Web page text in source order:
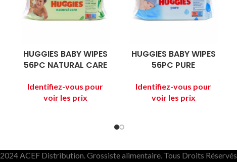
HUGGIES BABY WIPES
56PC NATURAL CARE
HUGGIES BABY WIPES
56PC PURE
2024 ACEF Distribution. Grossiste alimentaire. Tous Droits Réservés.